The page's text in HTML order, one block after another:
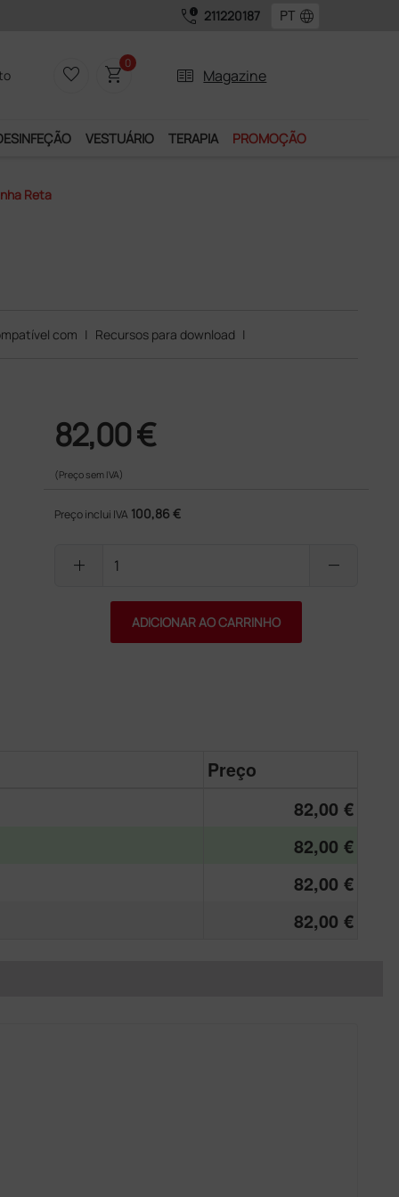
call_quality 211220187 language
favorite_border shopping_cart0
two_pager Magazine
VESTUÁRIO TERAPIA PROMOÇÃO
Reta
com | Recursos para download |
82,00 €
(Preço sem IVA)
Preço inclui IVA 100,86 €
add remove
ADICIONAR AO CARRINHO
Preço
82,00 €
82,00 €
82,00 €
82,00 €